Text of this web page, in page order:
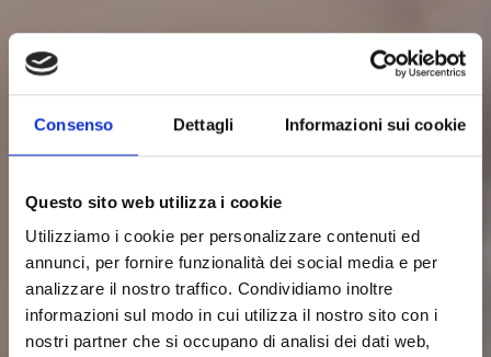
Consenso Dettagli Informazioni sui cookie
Questo sito web utilizza i cookie
Utilizziamo i cookie per personalizzare contenuti ed
annunci, per fornire funzionalità dei social media e per
analizzare il nostro traffico. Condividiamo inoltre
informazioni sul modo in cui utilizza il nostro sito con i
nostri partner che si occupano di analisi dei dati web,